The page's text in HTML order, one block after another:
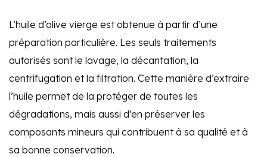
L’huile d’olive vierge est obtenue à partir d’une
préparation particulière. Les seuls traitements
autorisés sont le lavage, la décantation, la
centrifugation et la filtration. Cette manière d’extraire
l’huile permet de la protéger de toutes les
dégradations, mais aussi d’en préserver les
composants mineurs qui contribuent à sa qualité et à
sa bonne conservation.